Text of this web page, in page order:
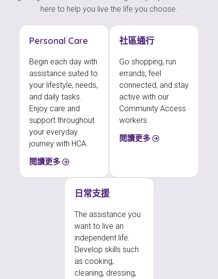
here to help you live the life you choose.
Personal Care
Begin each day with
assistance suited to
your lifestyle, needs,
and daily tasks.
Enjoy care and
support throughout
your everyday
journey with HCA.
閱讀更多
社區通行
Go shopping, run
errands, feel
connected, and stay
active with our
Community Access
workers.
閱讀更多
日常支援
The assistance you
want to live an
independent life.
Develop skills such
as cooking,
cleaning, dressing,